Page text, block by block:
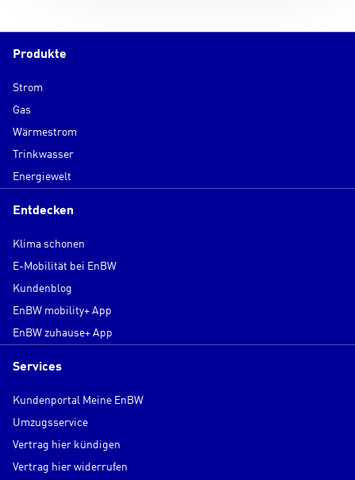
Produkte
Strom
Gas
Wärmestrom
Trinkwasser
Energiewelt
Entdecken
Klima schonen
E-Mobilität bei EnBW
Kundenblog
EnBW mobility+ App
EnBW zuhause+ App
Services
Kundenportal Meine EnBW
Umzugsservice
Vertrag hier kündigen
Vertrag hier widerrufen